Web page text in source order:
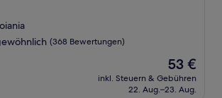
(368 Bewertungen)
Der
Preis
beträgt
53 €
inkl. Steuern & Gebühren
22. Aug.–23. Aug.